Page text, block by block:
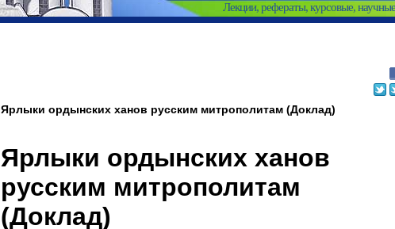
Лекции, рефераты, курсовые,
Ярлыки ордынских ханов русским митрополитам (Доклад)
Ярлыки ордынских ханов
русским митрополитам
(Доклад)